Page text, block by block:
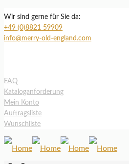
Wir sind gerne für Sie da:
+49 (0)8821 59909
info@merry-old-england.com
FAQ
Kataloganforderung
Mein Konto
Auftragsliste
Wunschliste